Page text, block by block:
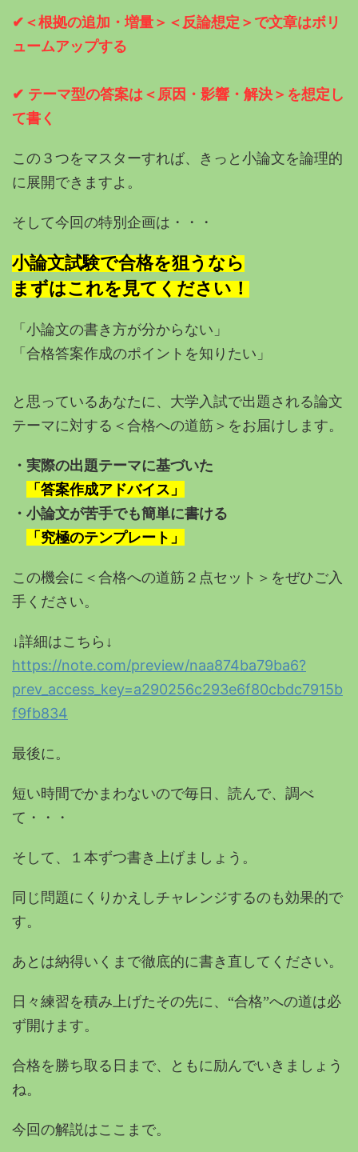
✔︎＜根拠の追加・増量＞＜反論想定＞で文章はボリ
ュームアップする
✔︎ テーマ型の答案は＜原因・影響・解決＞を想定し
て書く
この３つをマスターすれば、きっと小論文を論理的
に展開できますよ。
そして今回の特別企画は・・・
小論文試験で合格を狙うなら
まずはこれを見てください！
「小論文の書き方が分からない」
「合格答案作成のポイントを知りたい」
と思っているあなたに、 大学入試で出題される論文
テーマに対する＜合格への道筋＞をお届けします。
・実際の出題テーマに基づいた
「答案作成アドバイス」
・小論文が苦手でも簡単に書ける
「究極のテンプレート」
この機会に＜合格への道筋２点セット＞をぜひご入
手ください。
↓詳細はこちら↓
https://note.com/preview/naa874ba79ba6?
prev_access_key=a290256c293e6f80cbdc7915b
f9fb834
最後に。
短い時間でかまわないので毎日、読んで、調べ
て・・・
そして、１本ずつ書き上げましょう。
同じ問題にくりかえしチャレンジするのも効果的で
す。
あとは納得いくまで徹底的に書き直してください。
日々練習を積み上げたその先に、“合格”への道は必
ず開けます。
合格を勝ち取る日まで、ともに励んでいきましょう
ね。
今回の解説はここまで。